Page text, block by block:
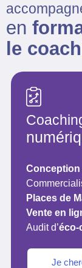
en
le
Conception
Places de
Vente en
Audit d’éco-
Je